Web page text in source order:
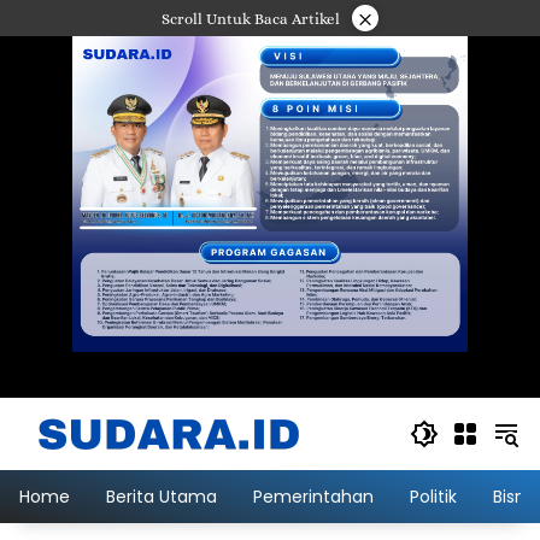
ke
Scroll Untuk Baca Artikel ×
Home Berita Utama Pemerintahan Politik